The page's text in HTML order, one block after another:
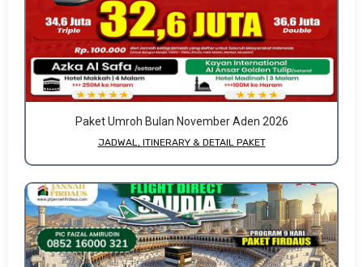
Paket Umroh Bulan November Aden 2026
JADWAL, ITINERARY & DETAIL PAKET